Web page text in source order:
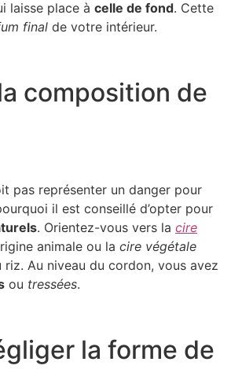
laisse place à celle de fond. Cette
final de votre intérieur.
composition de
pas représenter un danger pour
il est conseillé d’opter pour
. Orientez-vous vers la cire
animale ou la cire végétale
riz. Au niveau du cordon, vous avez
ou tressées.
la forme de